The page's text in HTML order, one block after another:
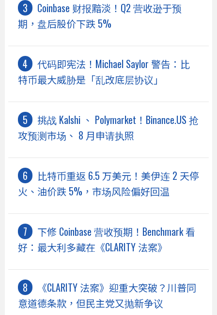
Coinbase 财报黯淡！Q2 营收逊于预
期，盘后股价下跌 5%
代码即宪法！Michael Saylor 警告：比
特币最大威胁是「乱改底层协议」
挑战 Kalshi 、 Polymarket！Binance.US 抢
攻预测市场、 8 月申请执照
比特币重返 6.5 万美元！美伊连 2 天停
火、油价跌 5%，市场风险偏好回温
下修 Coinbase 营收预期！Benchmark 看
好：最大利多藏在《CLARITY 法案》
《CLARITY 法案》迎重大突破？川普同
意道德条款，但民主党又抛新争议